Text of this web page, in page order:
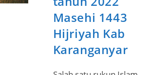
Masehi 1443
Hijriyah Kab
Karanganyar